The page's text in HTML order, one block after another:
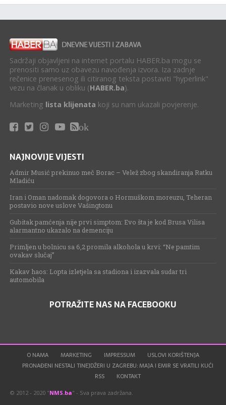
Sadržaji objavljeni na internet portalu HABER.ba mogu se
prenositi samo uz obavezu navođenja izvora. Iza zadnje
rečenice prenesenog ili citiranog teksta postaviti "hyperlink"
vezu na članak u obliku (HABER.ba).
Marketing lista klijenata koji su nam ukazali povjerenje.
ok
NAJNOVIJE VIJESTI
Admir Musić prekinuo meč Borac – Velež zbog skandiranja Ratku
Mladiću
Iran i Oman nadomak dogovora o Hormuškom moreuzu, Teheran
postavio nove uslove Vašingtonu
Gubitak pamćenja nije prvi simptom: Evo šta je kod Brusa Vilisa
alarmantno ukazalo na demenciju
Primljen u bolnicu sa 6,2 promila alkohola u krvi: “Ne pamtim
ovakav slučaj”
Kakav haos: Lopta izletjela sa stadiona i izazvala sudar tri
automobila
POTRAŽITE NAS NA FACEBOOKU
O NAMA MARKETING IMPRESSUM
USLOVI KORIŠTENJA
PRONAĐENI NESTALI TINEJDŽERI U ZAGREBU: MAJA I EMIR SE VRATILI KUĆI
RSS
KONTAKT
© 2012 - 2020 "NMS.ba" - Sva prava zadržana.